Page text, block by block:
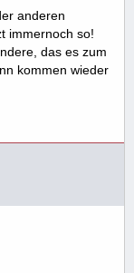
anderen
immernoch so!
das es zum
kommen wieder